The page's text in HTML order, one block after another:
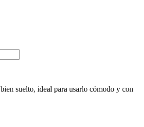
suelto, ideal para usarlo cómodo y con